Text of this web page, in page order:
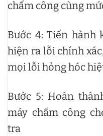
chấm công cùng
Bước 4: Tiến hành
hiện ra lỗi chính
mọi lỗi hỏng hóc
Bước 5: Hoàn
máy chấm công
tra